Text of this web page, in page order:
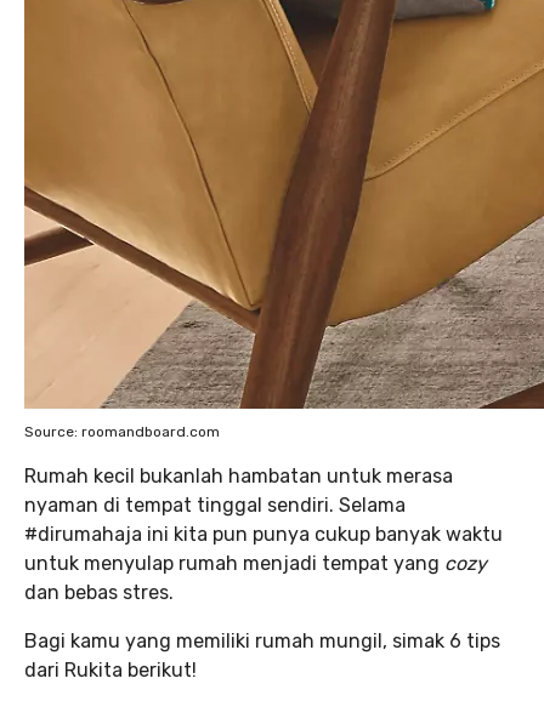
Source: roomandboard.com
Rumah kecil bukanlah hambatan untuk merasa
nyaman di tempat tinggal sendiri. Selama
#dirumahaja ini kita pun punya cukup banyak waktu
untuk menyulap rumah menjadi tempat yang cozy
dan bebas stres.
Bagi kamu yang memiliki rumah mungil, simak 6 tips
dari Rukita berikut!